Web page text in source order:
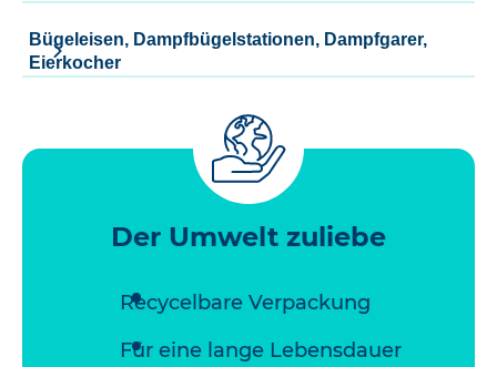
Bügeleisen, Dampfbügelstationen, Dampfgarer,
Eierkocher
Der Umwelt zuliebe
Recycelbare Verpackung
Für eine lange Lebensdauer